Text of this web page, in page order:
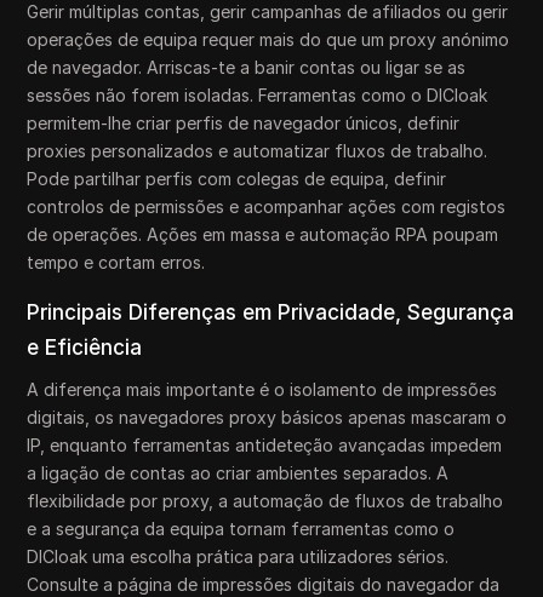
Gerir múltiplas contas, gerir campanhas de afiliados ou gerir
operações de equipa requer mais do que um proxy anónimo
de navegador. Arriscas-te a banir contas ou ligar se as
sessões não forem isoladas. Ferramentas como o DICloak
permitem-lhe criar perfis de navegador únicos, definir
proxies personalizados e automatizar fluxos de trabalho.
Pode partilhar perfis com colegas de equipa, definir
controlos de permissões e acompanhar ações com registos
de operações. Ações em massa e automação RPA poupam
tempo e cortam erros.
Principais Diferenças em Privacidade, Segurança
e Eficiência
A diferença mais importante é o isolamento de impressões
digitais, os navegadores proxy básicos apenas mascaram o
IP, enquanto ferramentas antideteção avançadas impedem
a ligação de contas ao criar ambientes separados. A
flexibilidade por proxy, a automação de fluxos de trabalho
e a segurança da equipa tornam ferramentas como o
DICloak uma escolha prática para utilizadores sérios.
Consulte a página de impressões digitais do navegador da